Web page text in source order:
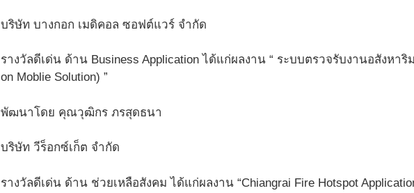
บริษัท บางกอก เมดิคอล ซอฟต์แวร์ จำกัด
รางวัลดีเด่น ด้าน Business Application ได้แก่ผลงาน “ ระบบตรวจรับงานอสังหาริ
on Moblie Solution) ”
พัฒนาโดย คุณวุฒิกร ภรสุดธนา
บริษัท วีร็อกซ์เก็ต จำกัด
รางวัลดีเด่น ด้าน ช่วยเหลือสังคม ได้แก่ผลงาน “Chiangrai Fire Hotspot